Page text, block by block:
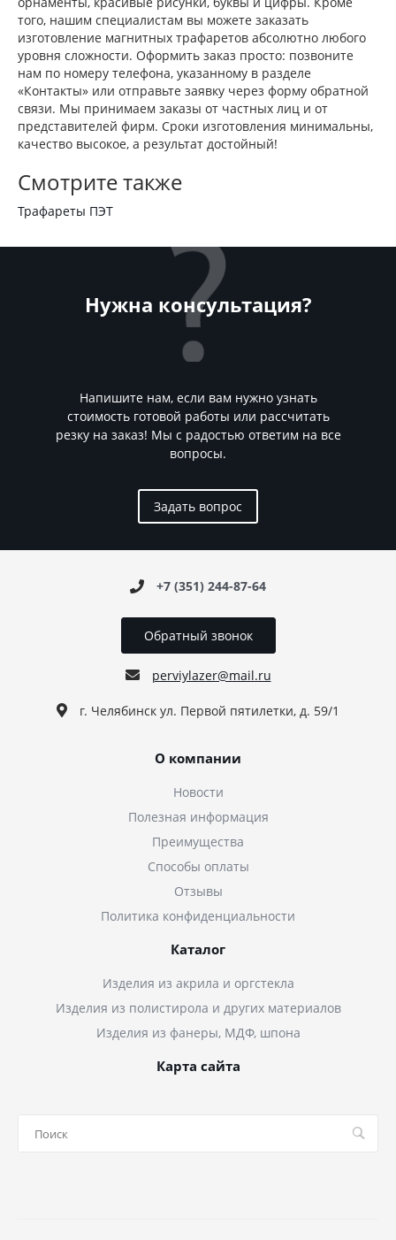
того, нашим специалистам вы можете заказать
изготовление магнитных трафаретов абсолютно любого
уровня сложности. Оформить заказ просто: позвоните
нам по номеру телефона, указанному в разделе
«Контакты» или отправьте заявку через форму обратной
связи. Мы принимаем заказы от частных лиц и от
представителей фирм. Сроки изготовления минимальны,
качество высокое, а результат достойный!
Смотрите также
Трафареты ПЭТ
Нужна консультация?
Напишите нам, если вам нужно узнать
стоимость готовой работы или рассчитать
резку на заказ! Мы с радостью ответим на все
вопросы.
Задать вопрос
+7 (351) 244-87-64
Обратный звонок
perviylazer@mail.ru
г. Челябинск ул. Первой пятилетки, д. 59/1
О компании
Новости
Полезная информация
Преимущества
Способы оплаты
Отзывы
Политика конфиденциальности
Каталог
Изделия из акрила и оргстекла
Изделия из полистирола и других материалов
Изделия из фанеры, МДФ, шпона
Карта сайта